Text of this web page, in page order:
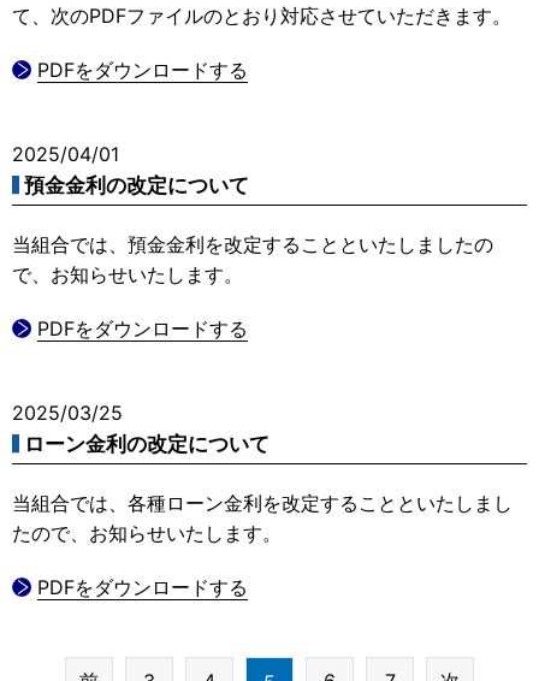
て、次のPDFファイルのとおり対応させていただきます。
PDFをダウンロードする
2025/04/01
預金金利の改定について
当組合では、預金金利を改定することといたしましたの
で、お知らせいたします。
PDFをダウンロードする
2025/03/25
ローン金利の改定について
当組合では、各種ローン金利を改定することといたしまし
たので、お知らせいたします。
PDFをダウンロードする